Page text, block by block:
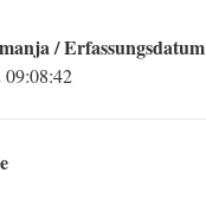
/ Erfassungsdatum
09:08:42